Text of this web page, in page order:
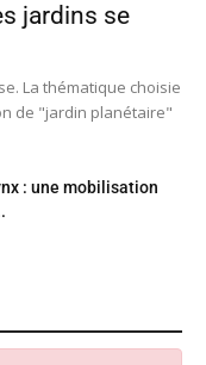
jardins se
La thématique choisie
de "jardin planétaire"
: une mobilisation